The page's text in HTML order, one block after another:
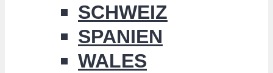
SCHWEIZ
SPANIEN
WALES